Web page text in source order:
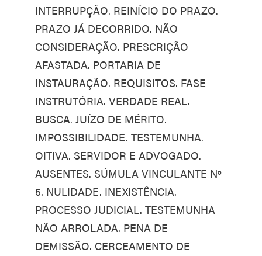
INTERRUPÇÃO. REINÍCIO DO PRAZO.
PRAZO JÁ DECORRIDO. NÃO
CONSIDERAÇÃO. PRESCRIÇÃO
AFASTADA. PORTARIA DE
INSTAURAÇÃO. REQUISITOS. FASE
INSTRUTÓRIA. VERDADE REAL.
BUSCA. JUÍZO DE MÉRITO.
IMPOSSIBILIDADE. TESTEMUNHA.
OITIVA. SERVIDOR E ADVOGADO.
AUSENTES. SÚMULA VINCULANTE Nº
5. NULIDADE. INEXISTÊNCIA.
PROCESSO JUDICIAL. TESTEMUNHA
NÃO ARROLADA. PENA DE
DEMISSÃO. CERCEAMENTO DE